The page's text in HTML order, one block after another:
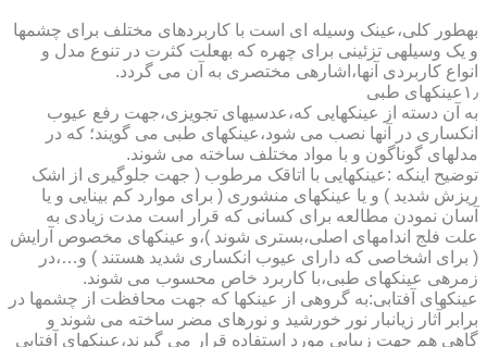
به­طور کلی،عینک وسیله ای است با کاربردهای مختلف برای چشمها
و یک وسیله­ی تزئینی برای چهره که به­علت کثرت در تنوع مدل و
انواع کاربردی آنها،اشاره­ی مختصری به آن می گردد.
۱٫عینکهای طبی
به آن دسته از عینکهایی که،عدسیهای تجویزی،جهت رفع عیوب
انکساری در آنها نصب می شود،عینکهای طبی می گویند؛ که در
مدلهای گوناگون و با مواد مختلف ساخته می شوند.
توضیح اینکه :عینکهایی با اتاقک مرطوب ( جهت جلوگیری از اشک
ریزش شدید ) و یا عینکهای منشوری ( برای موارد کم بینایی و یا
آسان نمودن مطالعه برای کسانی که قرار است مدت زیادی به
علت فلج اندامهای اصلی،بستری شوند )،و عینکهای مخصوص آرایش
( برای اشخاصی که دارای عیوب انکساری شدید هستند ) و…،در
زمره­ی عینکهای طبی،با کاربرد خاص محسوب می شوند.
عینکهای آفتابی:به گروهی از عینکها که جهت محافظت از چشمها در
برابر آثار زیانبار نور خورشید و نورهای مضر ساخته می شوند و
گاهی هم جهت زیبایی مورد استفاده قرار می گیرند،عینکهای آفتابی